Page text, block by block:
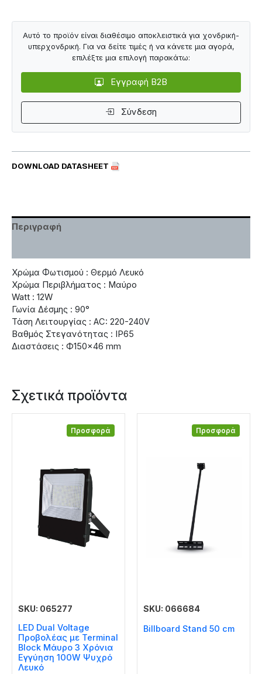
DOWNLOAD DATASHEET
Αυτό το προϊόν είναι διαθέσιμο αποκλειστικά για χονδρική-
υπερχονδρική. Για να δείτε τιμές ή να κάνετε μια αγορά,
επιλέξτε μια επιλογή παρακάτω:
Εγγραφή B2B
Σύνδεση
Περιγραφή
Χρώμα Φωτισμού : Θερμό Λευκό
Χρώμα Περιβλήματος : Μαύρο
Watt : 12W
Γωνία Δέσμης : 90°
Τάση Λειτουργίας : AC: 220-240V
Βαθμός Στεγανότητας : IP65
Διαστάσεις : Ф150×46 mm
Σχετικά προϊόντα
Προσφορά
SKU: 065277
LED Dual Voltage
Προβολέας με Terminal
Block Μάυρο 3 Χρόνια
Εγγύηση 100W Ψυχρό
Λευκό
Προσφορά
SKU: 066684
Billboard Stand 50 cm